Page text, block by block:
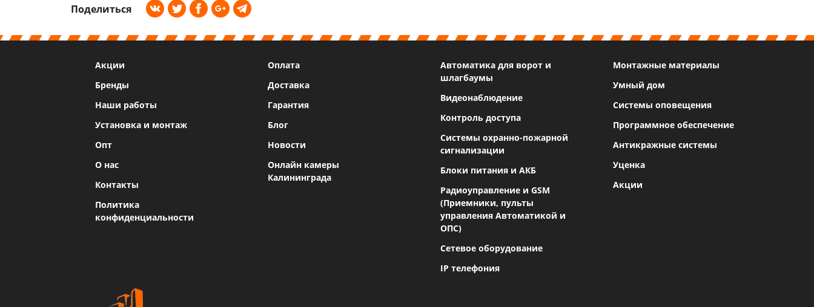
Поделиться
Акции
Бренды
Наши работы
Установка и монтаж
Опт
О нас
Контакты
Политика
конфиденциальности
Оплата
Доставка
Гарантия
Блог
Новости
Онлайн камеры
Калининграда
Автоматика для ворот и
шлагбаумы
Видеонаблюдение
Контроль доступа
Системы охранно-пожарной
сигнализации
Блоки питания и АКБ
Радиоуправление и GSM
(Приемники, пульты
управления Автоматикой и
ОПС)
Сетевое оборудование
IP телефония
Монтажные материалы
Умный дом
Системы оповещения
Программное обеспечение
Антикражные системы
Уценка
Акции